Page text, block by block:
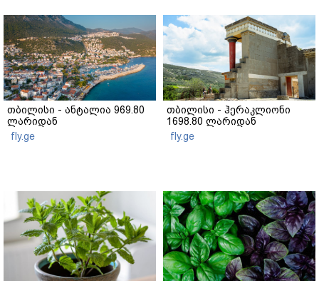
თბილისი - ანტალია 969.80
ლარიდან
fly.ge
თბილისი - ჰერაკლიონი
1698.80 ლარიდან
fly.ge